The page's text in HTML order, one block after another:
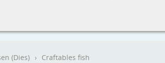
(Dies) › Craftables fish